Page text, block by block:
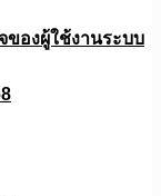
ของผู้ใช้งานระบบ